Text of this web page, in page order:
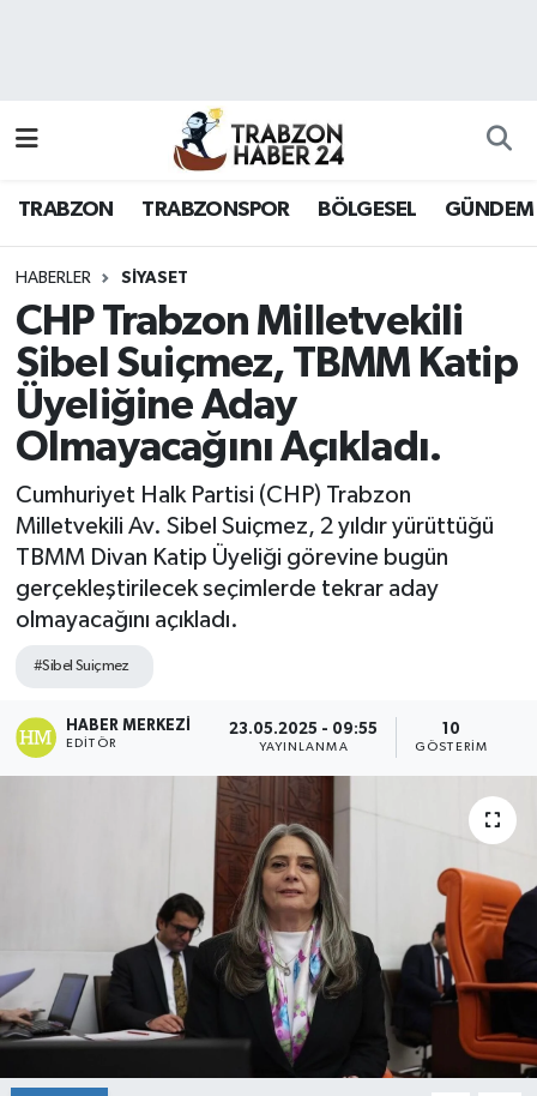
TRABZON TRABZONSPOR BÖLGESEL GÜNDEM
HABERLER SİYASET
CHP Trabzon Milletvekili
Sibel Suiçmez, TBMM Katip
Üyeliğine Aday
Olmayacağını Açıkladı.
Cumhuriyet Halk Partisi (CHP) Trabzon
Milletvekili Av. Sibel Suiçmez, 2 yıldır yürüttüğü
TBMM Divan Katip Üyeliği görevine bugün
gerçekleştirilecek seçimlerde tekrar aday
olmayacağını açıkladı.
#Sibel Suiçmez
HABER MERKEZI
EDITÖR
23.05.2025 - 09:55
YAYINLANMA
10
GÖSTERIM
Hava Durumu
Namaz Vakitleri
Trafik Durumu
Süper Lig Puan Durumu ve Fikstür
Tüm Manşetler
Son Dakika Haberleri
Haber Arşivi